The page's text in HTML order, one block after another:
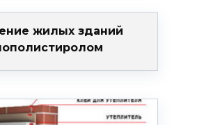
жилых зданий